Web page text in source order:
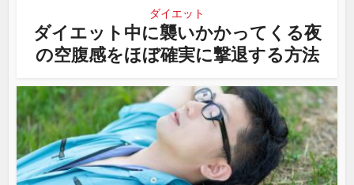
ダイエット
ダイエット中に襲いかかってくる夜
の空腹感をほぼ確実に撃退する方法